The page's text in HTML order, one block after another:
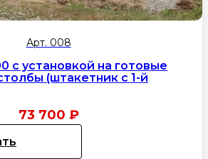
Арт. 008
с установкой на готовые
(штакетник с 1-й
73 700 ₽